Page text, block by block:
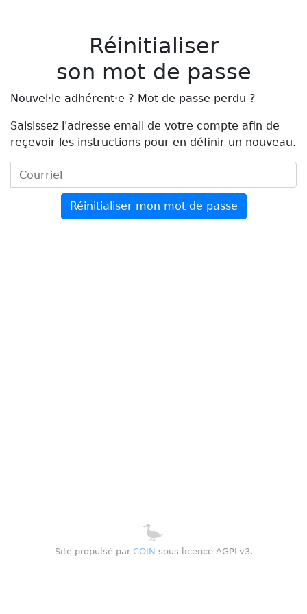
Réinitialiser
son mot de passe
Nouvel·le adhérent·e ? Mot de passe perdu ?
Saisissez l'adresse email de votre compte afin de
reçevoir les instructions pour en définir un nouveau.
Courriel
Réinitialiser mon mot de passe
Site propulsé par COIN sous licence AGPLv3.